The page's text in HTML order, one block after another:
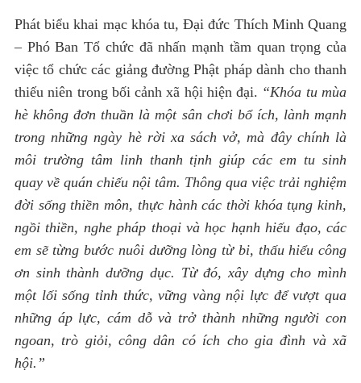
Phát biểu khai mạc khóa tu, Đại đức Thích Minh Quang
– Phó Ban Tổ chức đã nhấn mạnh tầm quan trọng của
việc tổ chức các giảng đường Phật pháp dành cho thanh
thiếu niên trong bối cảnh xã hội hiện đại. “Khóa tu mùa
hè không đơn thuần là một sân chơi bổ ích, lành mạnh
trong những ngày hè rời xa sách vở, mà đây chính là
môi trường tâm linh thanh tịnh giúp các em tu sinh
quay về quán chiếu nội tâm. Thông qua việc trải nghiệm
đời sống thiền môn, thực hành các thời khóa tụng kinh,
ngồi thiền, nghe pháp thoại và học hạnh hiếu đạo, các
em sẽ từng bước nuôi dưỡng lòng từ bi, thấu hiểu công
ơn sinh thành dưỡng dục. Từ đó, xây dựng cho mình
một lối sống tỉnh thức, vững vàng nội lực để vượt qua
những áp lực, cám dỗ và trở thành những người con
ngoan, trò giỏi, công dân có ích cho gia đình và xã
hội.”